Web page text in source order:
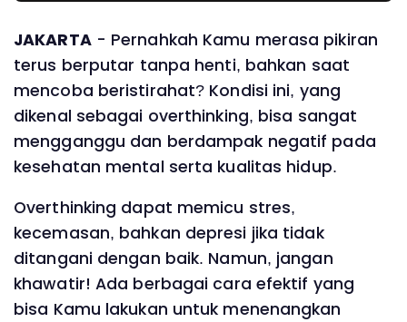
JAKARTA- Pernahkah Kamu merasa pikiran
terus berputar tanpa henti, bahkan saat
mencoba beristirahat? Kondisi ini, yang
dikenal sebagai overthinking, bisa sangat
mengganggu dan berdampak negatif pada
kesehatan mental serta kualitas hidup.
Overthinking dapat memicu stres,
kecemasan, bahkan depresi jika tidak
ditangani dengan baik. Namun, jangan
khawatir! Ada berbagai cara efektif yang
bisa Kamu lakukan untuk menenangkan